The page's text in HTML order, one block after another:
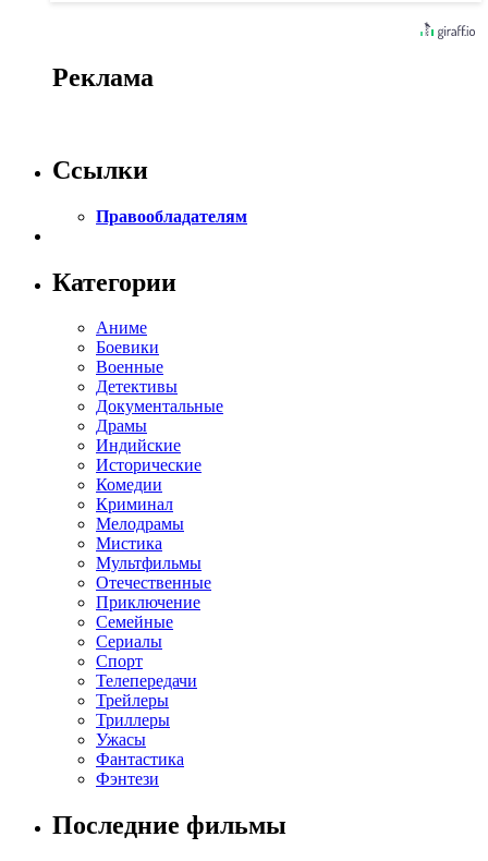
Реклама
Ссылки
Правообладателям
Категории
Аниме
Боевики
Военные
Детективы
Документальные
Драмы
Индийские
Исторические
Комедии
Криминал
Мелодрамы
Мистика
Мультфильмы
Отечественные
Приключение
Семейные
Сериалы
Спорт
Телепередачи
Трейлеры
Триллеры
Ужасы
Фантастика
Фэнтези
Последние фильмы